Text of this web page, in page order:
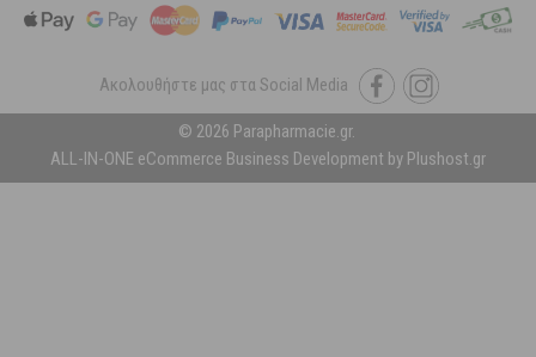
Ακολουθήστε μας στα Social Media
© 2026 Parapharmacie.gr.
ALL-IN-ONE eCommerce Business Development by Plushost.gr